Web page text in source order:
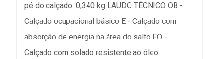
pé do calçado: 0,340 kg LAUDO TÉCNICO OB -
Calçado ocupacional básico E - Calçado com
absorção de energia na área do salto FO -
Calçado com solado resistente ao óleo